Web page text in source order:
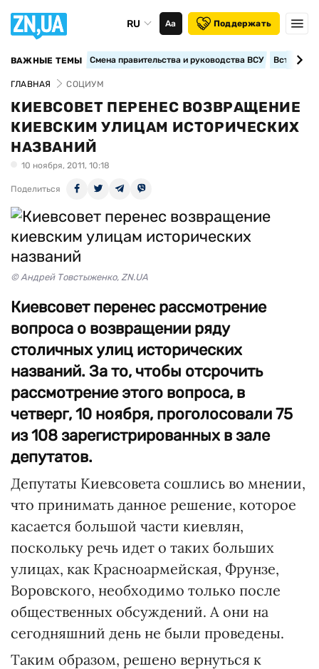
RU Аа Поддержать
ВАЖНЫЕ ТЕМЫ Смена правительства и руководства ВСУ
ГЛАВНАЯ СОЦИУМ
КИЕВСОВЕТ ПЕРЕНЕС ВОЗВРАЩЕНИЕ
КИЕВСКИМ УЛИЦАМ ИСТОРИЧЕСКИХ
НАЗВАНИЙ
10 ноября, 2011, 10:18
Поделиться
© Андрей Товстыженко, ZN.UA
Киевсовет перенес рассмотрение
вопроса о возвращении ряду
столичных улиц исторических
названий. За то, чтобы отсрочить
рассмотрение этого вопроса, в
четверг, 10 ноября, проголосовали 75
из 108 зарегистрированных в зале
депутатов.
Депутаты Киевсовета сошлись во мнении,
что принимать данное решение, которое
касается большой части киевлян,
поскольку речь идет о таких больших
улицах, как Красноармейская, Фрунзе,
Воровского, необходимо только после
общественных обсуждений. А они на
сегодняшний день не были проведены.
Таким образом, решено вернуться к